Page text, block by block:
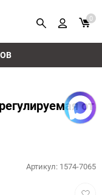
0
от
Артикул: 1574-7065